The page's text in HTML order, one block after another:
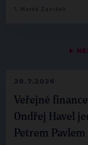
▶
28.7.2026
Veřejné
Ondřej Havel
Petrem Pavlem
1. Marek Ženíšek